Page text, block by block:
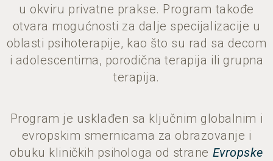
u okviru privatne prakse. Program takođe
otvara mogućnosti za dalje specijalizacije u
oblasti psihoterapije, kao što su rad sa decom
i adolescentima, porodična terapija ili grupna
terapija.
Program je usklađen sa ključnim globalnim i
evropskim smernicama za obrazovanje i
obuku kliničkih psihologa od strane Evropske